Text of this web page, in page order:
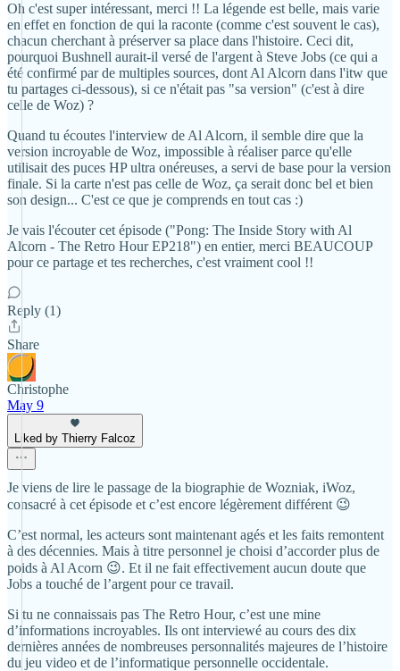
Oh c'est super intéressant, merci !! La légende est belle, mais varie
en effet en fonction de qui la raconte (comme c'est souvent le cas),
chacun cherchant à préserver sa place dans l'histoire. Ceci dit,
pourquoi Bushnell aurait-il versé de l'argent à Steve Jobs (ce qui a
été confirmé par de multiples sources, dont Al Alcorn dans l'itw que
tu partages ci-dessous), si ce n'était pas "sa version" (c'est à dire
celle de Woz) ?
Quand tu écoutes l'interview de Al Alcorn, il semble dire que la
version incroyable de Woz, impossible à réaliser parce qu'elle
utilisait des puces HP ultra onéreuses, a servi de base pour la version
finale. Si la carte n'est pas celle de Woz, ça serait donc bel et bien
son design... C'est ce que je comprends en tout cas :)
Je vais l'écouter cet épisode ("Pong: The Inside Story with Al
Alcorn - The Retro Hour EP218") en entier, merci BEAUCOUP
pour ce partage et tes recherches, c'est vraiment cool !!
Reply (1)
Share
Christophe
May 9
Liked by Thierry Falcoz
Je viens de lire le passage de la biographie de Wozniak, iWoz,
consacré à cet épisode et c’est encore légèrement différent 😉
C’est normal, les acteurs sont maintenant agés et les faits remontent
à des décennies. Mais à titre personnel je choisi d’accorder plus de
poids à Al Acorn 😉. Et il ne fait effectivement aucun doute que
Jobs a touché de l’argent pour ce travail.
Si tu ne connaissais pas The Retro Hour, c’est une mine
d’informations incroyables. Ils ont interviewé au cours des dix
dernières années de nombreuses personnalités majeures de l’histoire
du jeu video et de l’informatique personnelle occidentale.